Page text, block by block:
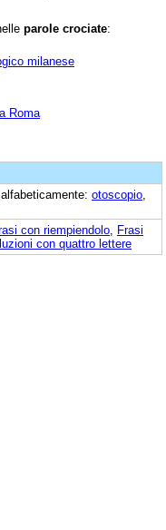
parole crociate:
milanese
Roma
otoscopio
con riempiendolo Frasi
con quattro lettere